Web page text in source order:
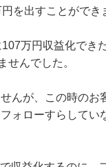
を出すことができ
万円収益化でき
せんでした。
んが、この時のお
ォローすらしてい